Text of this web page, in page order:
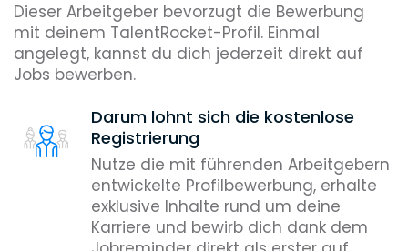
Dieser Arbeitgeber bevorzugt die Bewerbung
mit deinem TalentRocket-Profil. Einmal
angelegt, kannst du dich jederzeit direkt auf
Jobs bewerben.
Darum lohnt sich die kostenlose
Registrierung
Nutze die mit führenden Arbeitgebern
entwickelte Profilbewerbung, erhalte
exklusive Inhalte rund um deine
Karriere und bewirb dich dank dem